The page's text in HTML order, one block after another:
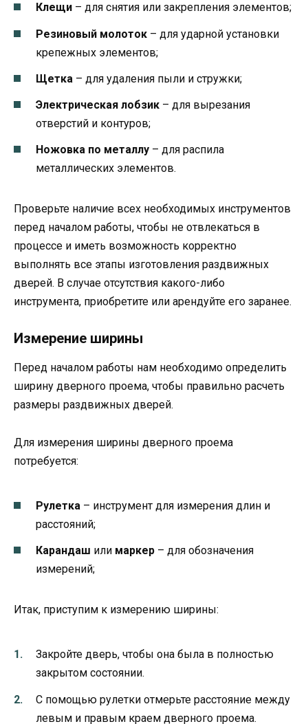
Клещи – для снятия или закрепления элементов;
Резиновый молоток – для ударной установки
крепежных элементов;
Щетка – для удаления пыли и стружки;
Электрическая лобзик – для вырезания
отверстий и контуров;
Ножовка по металлу – для распила
металлических элементов.
Проверьте наличие всех необходимых инструментов
перед началом работы, чтобы не отвлекаться в
процессе и иметь возможность корректно
выполнять все этапы изготовления раздвижных
дверей. В случае отсутствия какого-либо
инструмента, приобретите или арендуйте его заранее.
Измерение ширины
Перед началом работы нам необходимо определить
ширину дверного проема, чтобы правильно расчеть
размеры раздвижных дверей.
Для измерения ширины дверного проема
потребуется:
Рулетка – инструмент для измерения длин и
расстояний;
Карандаш или маркер – для обозначения
измерений;
Итак, приступим к измерению ширины:
Закройте дверь, чтобы она была в полностью
закрытом состоянии.
С помощью рулетки отмерьте расстояние между
левым и правым краем дверного проема.